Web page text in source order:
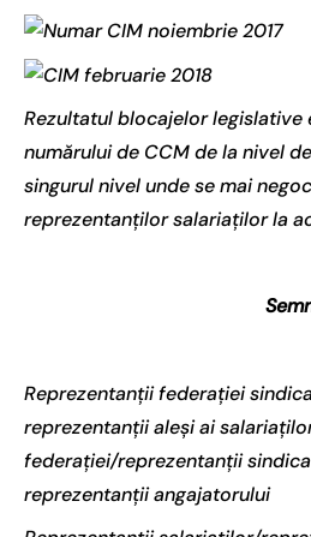
Rezultatul blocajelor legislative
numărului de CCM de la nivel
singurul nivel unde se mai
reprezentanților salariaților la
Reprezentanții federației
reprezentanții aleși ai
federației/reprezentanții
reprezentanții angajatorului